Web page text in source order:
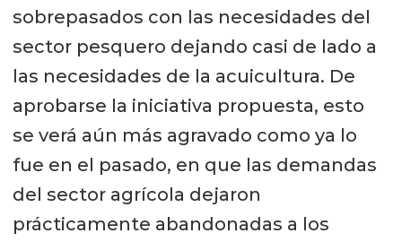
sobrepasados con las necesidades del
sector pesquero dejando casi de lado a
las necesidades de la acuicultura. De
aprobarse la iniciativa propuesta, esto
se verá aún más agravado como ya lo
fue en el pasado, en que las demandas
del sector agrícola dejaron
prácticamente abandonadas a los